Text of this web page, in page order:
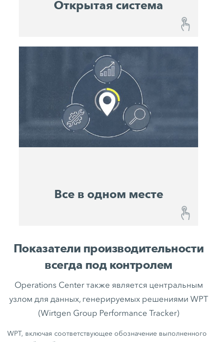
Открытая система
Все машины John Deere и WIRTGEN GROUP
собраны в одном месте. Однако в John Deere
Operations Center™ можно также
интегрировать совместимые машины других
производителей. Это позволит вам внести в
систему весь свой парк техники и управлять им
в цифровом виде.
Все в одном месте
GROUP – это централизованная площадка всех
существующих и будущих цифровых решений.
система, всегда соответствующая последнему
слову техники, вы пользуетесь
долгосрочной перспективе сохраняете
Показатели производительности
всегда под контролем
Operations Center также является центральным
узлом для данных, генерируемых решениями WPT
(Wirtgen Group Performance Tracker)
WPT, включая соответствующее обозначение выполненного